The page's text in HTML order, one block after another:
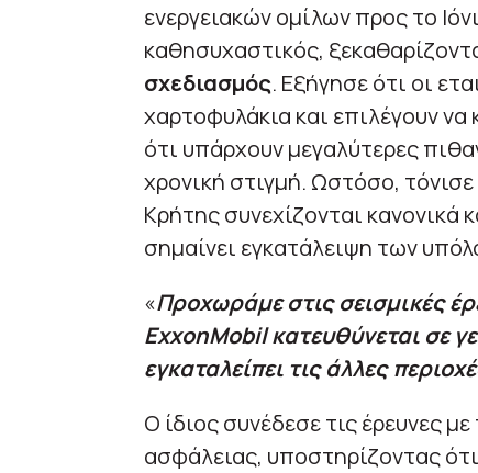
ενεργειακών ομίλων προς το
καθησυχαστικός,
σχεδιασμός. Εξήγησε ότι οι
χαρτοφυλάκια και επιλέγουν
ότι υπάρχουν μεγαλύτερες
χρονική στιγμή. Ωστόσο, τόνισε
Κρήτης συνεχίζονται κανονικά
σημαίνει εγκατάλειψη των
«Προχωράμε στις σεισμικές
ExxonMobil κατευθύνεται σε
εγκαταλείπει τις άλλες
Ο ίδιος συνέδεσε τις έρευνες
ασφάλειας, υποστηρίζοντας